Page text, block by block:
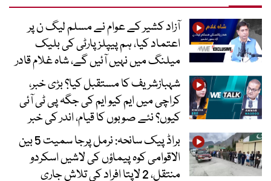
آزاد کشیر کے عوام نے مسلم لیگ ن پر
اعتماد کیا، ہم پیپلز پارٹی کی بلیک
میلنگ میں نہیں آئیں گے، شاہ غلام قادر
شہبازشریف کا مستقبل کیا؟ بڑی خبر،
کراچی میں ایم کیو ایم کی جگہ پی ٹی آئی
کیوں؟ نئے صوبوں کا قیام، اندر کی خبر
براڈ پیک سانحہ: نرمل پرجا سمیت 5 بین
الاقوامی کوہ پیماؤں کی لاشیں اسکردو
منتقل، 2 لاپتا افراد کی تلاش جاری